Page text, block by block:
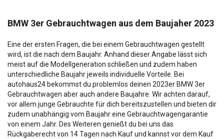
BMW 3er Gebrauchtwagen aus dem Baujaher 2023
Eine der ersten Fragen, die bei einem Gebrauchtwagen gestellt
wird, ist die nach dem Baujahr. Anhand dieser Angabe lässt sich
meist auf die Modellgeneration schließen und zudem haben
unterschiedliche Baujahr jeweils individuelle Vorteile. Bei
autohaus24 bekommst du problemlos deinen 2023er BMW 3er
Gebrauchtwagen aber auch andere Baujahre. Wir achten darauf,
vor allem junge Gebrauchte für dich bereitszustellen und bieten dir
zudem unabhängig vom Baujahr eine Gebrauchtwagengarantie
von einem Jahr. Des Weiteren genießt du bei uns das
Rückgaberecht von 14 Tagen nach Kauf und kannst vor dem Kauf